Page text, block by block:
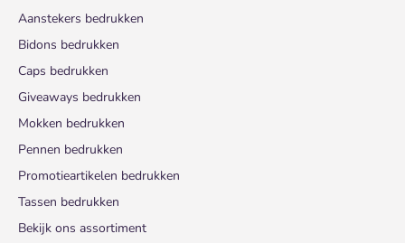
Aanstekers bedrukken
Bidons bedrukken
Caps bedrukken
Giveaways bedrukken
Mokken bedrukken
Pennen bedrukken
Promotieartikelen bedrukken
Tassen bedrukken
Bekijk ons assortiment